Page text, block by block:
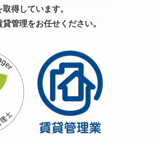
得しています。
管理をお任せください。